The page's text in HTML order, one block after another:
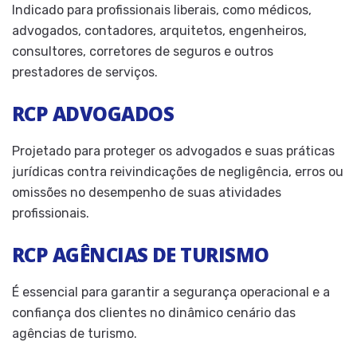
Indicado para profissionais liberais, como médicos,
advogados, contadores, arquitetos, engenheiros,
consultores, corretores de seguros e outros
prestadores de serviços.
RCP ADVOGADOS
Projetado para proteger os advogados e suas práticas
jurídicas contra reivindicações de negligência, erros ou
omissões no desempenho de suas atividades
profissionais.
RCP AGÊNCIAS DE TURISMO
É essencial para garantir a segurança operacional e a
confiança dos clientes no dinâmico cenário das
agências de turismo.